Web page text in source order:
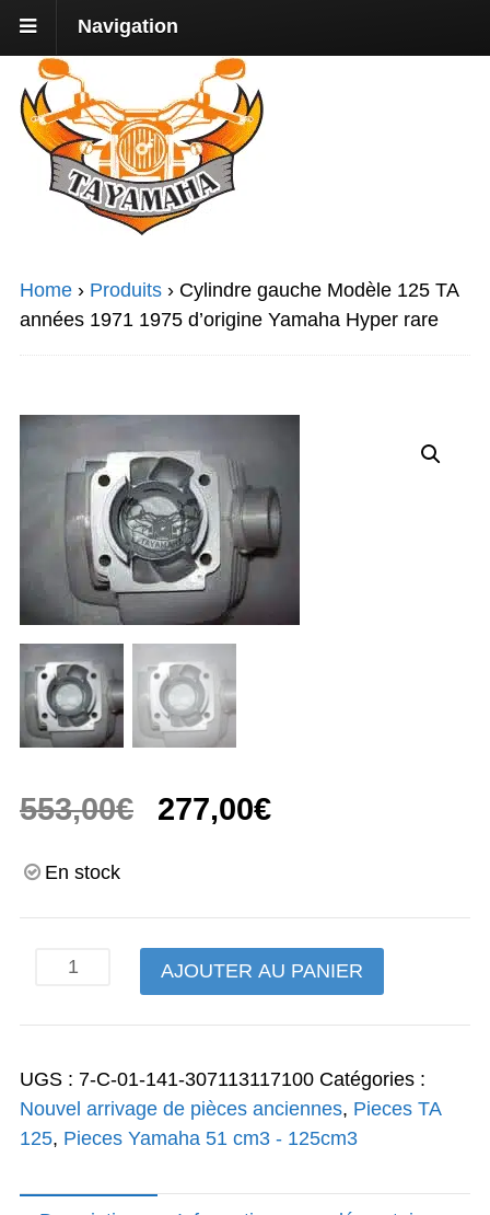
Navigation
Home › Produits › Cylindre gauche Modèle 125 TA
années 1971 1975 d’origine Yamaha Hyper rare
553,00€
Le
était :
553,00€.
277,00€Le
est :
277,00€.
En stock
quantité
Cylindre
Modèle
125
TA
1971
AJOUTER AU PANIER
UGS : 7-C-01-141-307113117100 Catégories :
Nouvel arrivage de pièces anciennes, Pieces TA
125, Pieces Yamaha 51 cm3 - 125cm3